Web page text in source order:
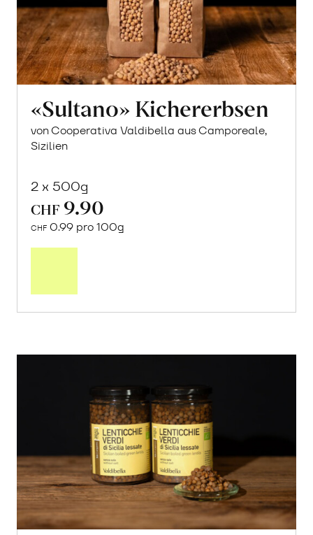
«Sultano» Kichererbsen
von Cooperativa Valdibella aus Camporeale,
Sizilien
2 x 500g
CHF 9.90
CHF 0.99 pro 100g